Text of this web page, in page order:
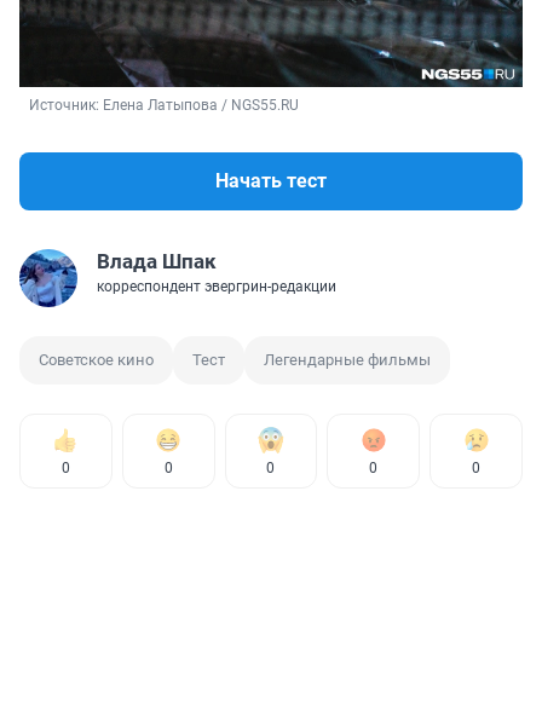
Источник: Елена Латыпова / NGS55.RU
Начать тест
Влада Шпак
корреспондент эвергрин-редакции
Советское кино Тест Легендарные фильмы
0 0 0 0 0